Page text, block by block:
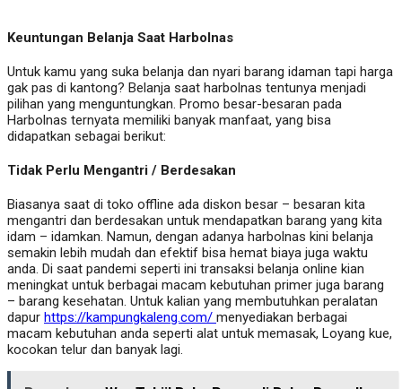
Keuntungan Belanja Saat Harbolnas
Untuk kamu yang suka belanja dan nyari barang idaman tapi harga
gak pas di kantong? Belanja saat harbolnas tentunya menjadi
pilihan yang menguntungkan. Promo besar-besaran pada
Harbolnas ternyata memiliki banyak manfaat, yang bisa
didapatkan sebagai berikut:
Tidak Perlu Mengantri / Berdesakan
Biasanya saat di toko offline ada diskon besar – besaran kita
mengantri dan berdesakan untuk mendapatkan barang yang kita
idam – idamkan. Namun, dengan adanya harbolnas kini belanja
semakin lebih mudah dan efektif bisa hemat biaya juga waktu
anda. Di saat pandemi seperti ini transaksi belanja online kian
meningkat untuk berbagai macam kebutuhan primer juga barang
– barang kesehatan. Untuk kalian yang membutuhkan peralatan
dapur https://kampungkaleng.com/ menyediakan berbagai
macam kebutuhan anda seperti alat untuk memasak, Loyang kue,
kocokan telur dan banyak lagi.